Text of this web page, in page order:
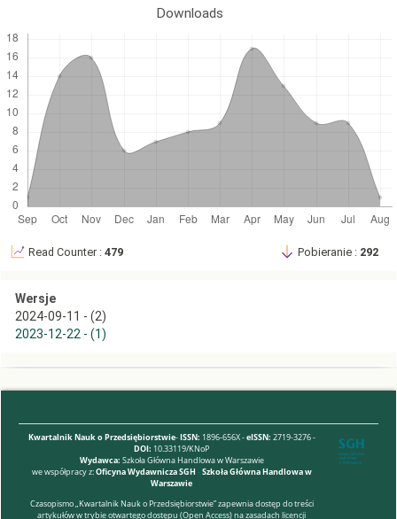
Downloads
Read Counter : 479 Pobieranie : 292
Wersje
2024-09-11 - (2)
2023-12-22 - (1)
Kwartalnik Nauk o Przedsiębiorstwie-ISSN: 1896-656X -eISSN: 2719-3276 -
DOI: 10.33119/KNoP
Wydawca: Szkoła Główna Handlowa w Warszawie
we współpracy z:Oficyna Wydawnicza SGH -Szkoła Główna Handlowa w
Warszawie
Czasopismo „Kwartalnik Nauk o Przedsiębiorstwie” zapewnia dostęp do treści
artykułów w trybie otwartego dostępu (Open Access) na zasadach licencji